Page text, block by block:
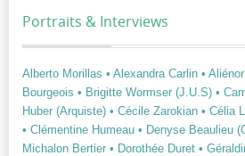
Portraits & Interviews
Alberto Morillas • Alexandra Carlin •
Bourgeois • Brigitte Wormser (J.U.S) •
Huber (Arquiste) • Cécile Zarokian • Célia
• Clémentine Humeau • Denyse Beaulieu
Michalon Bertier • Dorothée Duret •